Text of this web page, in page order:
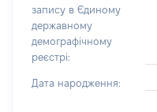
запису в Єдиному
державному
демографічному
реєстрі:
Дата народження: